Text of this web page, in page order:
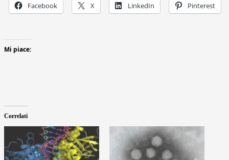
Facebook X LinkedIn Pinterest
Mi piace:
Correlati